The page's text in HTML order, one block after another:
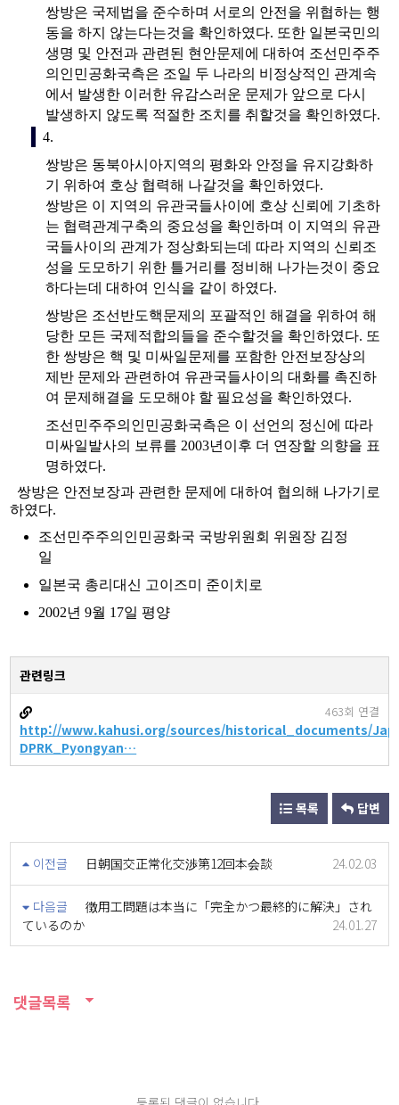
쌍방은 국제법을 준수하며 서로의 안전을 위협하는 행
동을 하지 않는다는것을 확인하였다. 또한 일본국민의
생명 및 안전과 관련된 현안문제에 대하여 조선민주주
의인민공화국측은 조일 두 나라의 비정상적인 관계속
에서 발생한 이러한 유감스러운 문제가 앞으로 다시
발생하지 않도록 적절한 조치를 취할것을 확인하였다.
4.
쌍방은 동북아시아지역의 평화와 안정을 유지강화하
기 위하여 호상 협력해 나갈것을 확인하였다.
쌍방은 이 지역의 유관국들사이에 호상 신뢰에 기초하
는 협력관계구축의 중요성을 확인하며 이 지역의 유관
국들사이의 관계가 정상화되는데 따라 지역의 신뢰조
성을 도모하기 위한 틀거리를 정비해 나가는것이 중요
하다는데 대하여 인식을 같이 하였다.
쌍방은 조선반도핵문제의 포괄적인 해결을 위하여 해
당한 모든 국제적합의들을 준수할것을 확인하였다. 또
한 쌍방은 핵 및 미싸일문제를 포함한 안전보장상의
제반 문제와 관련하여 유관국들사이의 대화를 촉진하
여 문제해결을 도모해야 할 필요성을 확인하였다.
조선민주주의인민공화국측은 이 선언의 정신에 따라
미싸일발사의 보류를 2003년이후 더 연장할 의향을 표
명하였다.
쌍방은 안전보장과 관련한 문제에 대하여 협의해 나가기로
하였다.
조선민주주의인민공화국 국방위원회 위원장 김정
일
일본국 총리대신 고이즈미 준이치로
2002년 9월 17일 평양
관련링크
http://www.kahusi.org/sources/historical_documents/
DPRK_Pyongyan…
463회 연결
목록 답변
이전글 日朝国交正常化交渉第12回本会談 24.02.03
다음글
徴用工問題は本当に「完全かつ最終的に解決」され
ているのか
24.01.27
댓글목록